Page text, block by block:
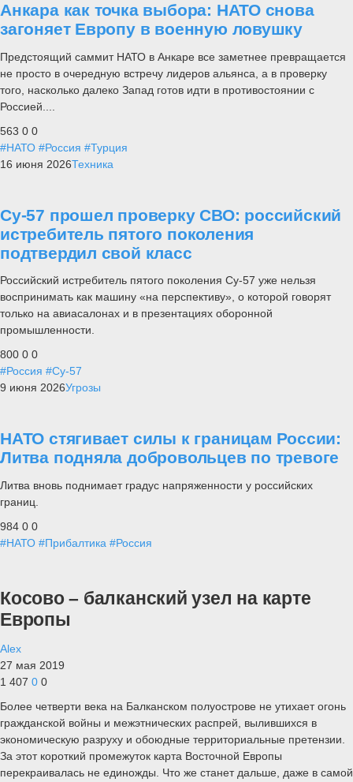
Анкара как точка выбора: НАТО снова
загоняет Европу в военную ловушку
Предстоящий саммит НАТО в Анкаре все заметнее превращается
не просто в очередную встречу лидеров альянса, а в проверку
того, насколько далеко Запад готов идти в противостоянии с
Россией....
563 0 0
#НАТО #Россия #Турция
16 июня 2026Техника
Су-57 прошел проверку СВО: российский
истребитель пятого поколения
подтвердил свой класс
Российский истребитель пятого поколения Су-57 уже нельзя
воспринимать как машину «на перспективу», о которой говорят
только на авиасалонах и в презентациях оборонной
промышленности.
800 0 0
#Россия #Су-57
9 июня 2026Угрозы
НАТО стягивает силы к границам России:
Литва подняла добровольцев по тревоге
Литва вновь поднимает градус напряженности у российских
границ.
984 0 0
#НАТО #Прибалтика #Россия
Косово – балканский узел на карте
Европы
Alex
27 мая 2019
1 407 0 0
Более четверти века на Балканском полуострове не утихает огонь
гражданской войны и межэтнических распрей, вылившихся в
экономическую разруху и обоюдные территориальные претензии.
За этот короткий промежуток карта Восточной Европы
перекраивалась не единожды. Что же станет дальше, даже в самой